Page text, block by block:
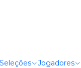
Seleções Jogadores